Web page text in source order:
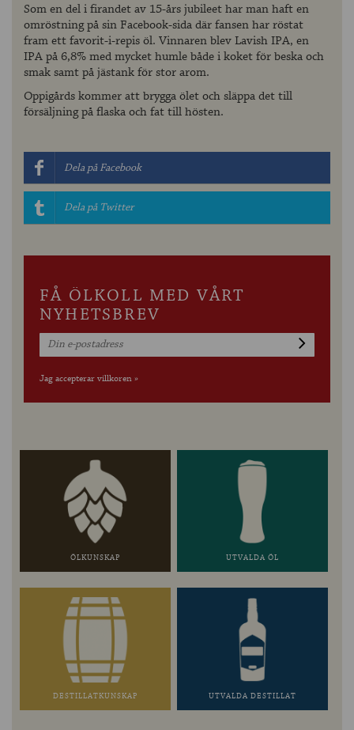
Som en del i firandet av 15-års jubileet har man haft en
omröstning på sin Facebook-sida där fansen har röstat
fram ett favorit-i-repis öl. Vinnaren blev Lavish IPA, en
IPA på 6,8% med mycket humle både i koket för beska och
smak samt på jästank för stor arom.
Oppigårds kommer att brygga ölet och släppa det till
försäljning på flaska och fat till hösten.
Dela på Facebook
Dela på Twitter
FÅ ÖLKOLL MED VÅRT
NYHETSBREV
Jag accepterar villkoren »
ÖLKUNSKAP UTVALDA ÖL
DESTILLATKUNSKAP UTVALDA DESTILLAT